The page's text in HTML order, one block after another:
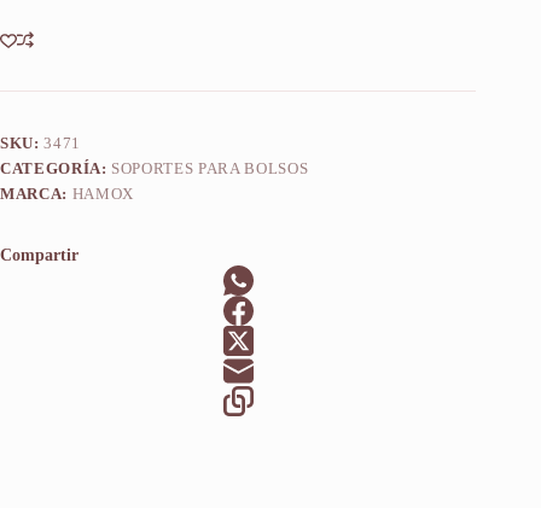
SKU:3471
CATEGORÍA: SOPORTES PARA BOLSOS
MARCA: HAMOX
Compartir